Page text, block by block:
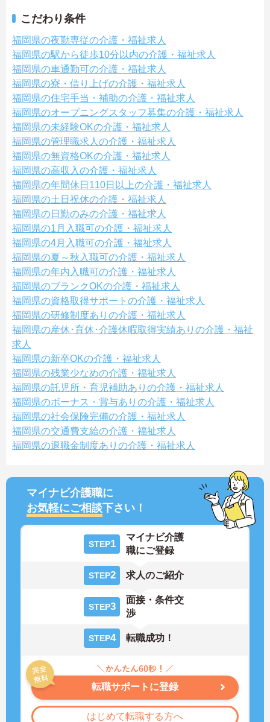
こだわり条件
福岡県の夜勤専従の介護・福祉求人
福岡県の駅から徒歩10分以内の介護・福祉求人
福岡県の車通勤可の介護・福祉求人
福岡県の寮・借り上げの介護・福祉求人
福岡県の住宅手当・補助の介護・福祉求人
福岡県のオープニングスタッフ募集の介護・福祉求人
福岡県の未経験OKの介護・福祉求人
福岡県の管理職求人の介護・福祉求人
福岡県の無資格OKの介護・福祉求人
福岡県の高収入の介護・福祉求人
福岡県の年間休日110日以上の介護・福祉求人
福岡県の土日祝休の介護・福祉求人
福岡県の日勤のみの介護・福祉求人
福岡県の1月入職可の介護・福祉求人
福岡県の4月入職可の介護・福祉求人
福岡県の夏～秋入職可の介護・福祉求人
福岡県の年内入職可の介護・福祉求人
福岡県のブランクOKの介護・福祉求人
福岡県の資格取得サポートの介護・福祉求人
福岡県の研修制度ありの介護・福祉求人
福岡県の産休･育休･介護休暇取得実績ありの介護・福祉
求人
福岡県の新卒OKの介護・福祉求人
福岡県の残業少なめの介護・福祉求人
福岡県の託児所・育児補助ありの介護・福祉求人
福岡県のボーナス・賞与ありの介護・福祉求人
福岡県の社会保険完備の介護・福祉求人
福岡県の交通費支給の介護・福祉求人
福岡県の退職金制度ありの介護・福祉求人
マイナビ介護職に
お気軽にご相談下さい！
STEP1
マイナビ介護
職にご登録
STEP2 求人のご紹介
STEP3
面接・条件交
渉
STEP4 転職成功！
転職サポートに登録
はじめて転職する方へ